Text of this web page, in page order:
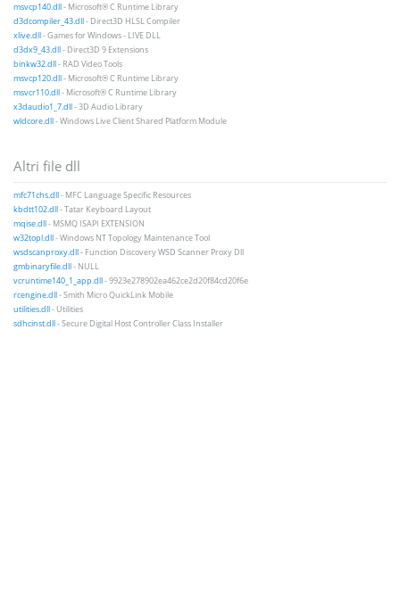
msvcp140.dll- Microsoft® C Runtime Library
d3dcompiler_43.dll- Direct3D HLSL Compiler
xlive.dll- Games for Windows - LIVE DLL
d3dx9_43.dll- Direct3D 9 Extensions
binkw32.dll- RAD Video Tools
msvcp120.dll- Microsoft® C Runtime Library
msvcr110.dll- Microsoft® C Runtime Library
x3daudio1_7.dll- 3D Audio Library
wldcore.dll- Windows Live Client Shared Platform Module
Altri file dll
mfc71chs.dll- MFC Language Specific Resources
kbdtt102.dll- Tatar Keyboard Layout
mqise.dll- MSMQ ISAPI EXTENSION
w32topl.dll- Windows NT Topology Maintenance Tool
wsdscanproxy.dll- Function Discovery WSD Scanner Proxy Dll
gmbinaryfile.dll- NULL
vcruntime140_1_app.dll- 9923e278902ea462ce2d20f84cd20f6e
rcengine.dll- Smith Micro QuickLink Mobile
utilities.dll- Utilities
sdhcinst.dll- Secure Digital Host Controller Class Installer